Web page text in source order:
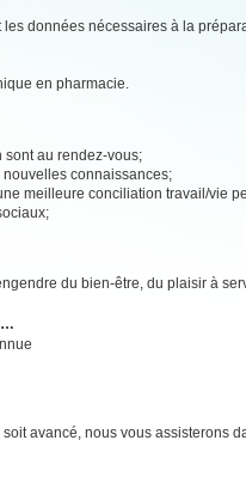
données nécessaires à la
en pharmacie.
au rendez-vous;
nouvelles connaissances;
meilleure conciliation travail/vie
du bien-être, du plaisir à
avancé, nous vous assisterons